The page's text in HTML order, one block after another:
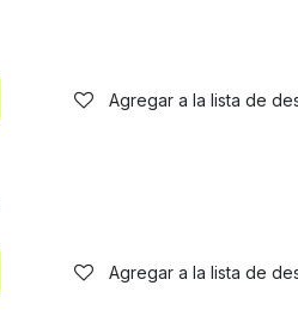
Agregar a la lista de
Agregar a la lista de